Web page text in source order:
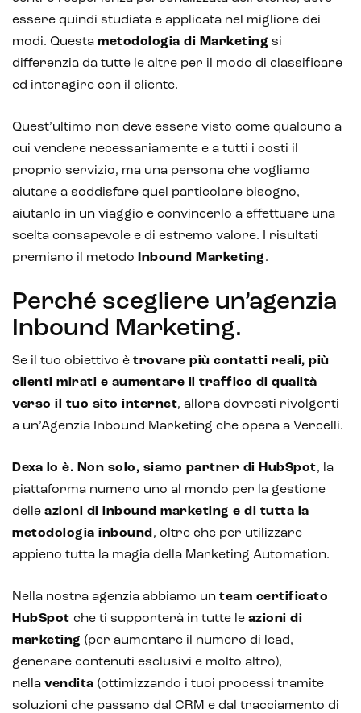
essere quindi studiata e applicata nel migliore dei
modi. Questa metodologia di Marketing si
differenzia da tutte le altre per il modo di classificare
ed interagire con il cliente.
Quest’ultimo non deve essere visto come qualcuno a
cui vendere necessariamente e a tutti i costi il
proprio servizio, ma una persona che vogliamo
aiutare a soddisfare quel particolare bisogno,
aiutarlo in un viaggio e convincerlo a effettuare una
scelta consapevole e di estremo valore. I risultati
premiano il metodo
Inbound Marketing.
Perché scegliere un’agenzia
Inbound Marketing.
Se il tuo obiettivo è trovare più contatti reali, più
clienti mirati e aumentare il traffico di qualità
verso il tuo sito internet, allora dovresti rivolgerti
a un’Agenzia Inbound Marketing che opera a Vercelli.
Dexa lo è. Non solo, siamo partner di HubSpot, la
piattaforma numero uno al mondo per la gestione
delle azioni di inbound marketing e di tutta la
metodologia inbound , oltre che per utilizzare
appieno tutta la magia della Marketing Automation.
Nella nostra agenzia abbiamo un team certificato
HubSpot che ti supporterà in tutte le azioni di
marketing (per aumentare il numero di lead,
generare contenuti esclusivi e molto altro),
nella vendita (ottimizzando i tuoi processi tramite
soluzioni che passano dal CRM e dal tracciamento di